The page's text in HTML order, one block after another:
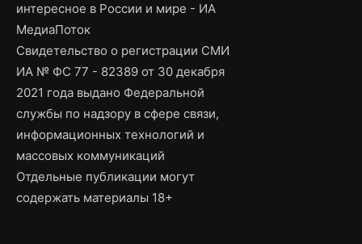
интересное в России и мире - ИА
МедиаПоток
Свидетельство о регистрации СМИ
ИА № ФС 77 - 82389 от 30 декабря
2021 года выдано Федеральной
службы по надзору в сфере связи,
информационных технологий и
массовых коммуникаций
Отдельные публикации могут
содержать материалы 18+